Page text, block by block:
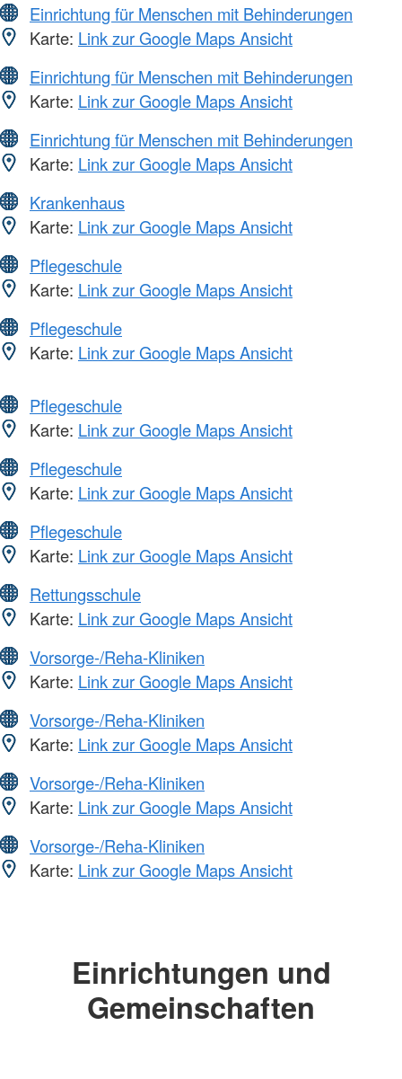
Einrichtung für Menschen mit Behinderungen
Karte: Link zur Google Maps Ansicht
Einrichtung für Menschen mit Behinderungen
Karte: Link zur Google Maps Ansicht
Einrichtung für Menschen mit Behinderungen
Karte: Link zur Google Maps Ansicht
Krankenhaus
Karte: Link zur Google Maps Ansicht
Pflegeschule
Karte: Link zur Google Maps Ansicht
Pflegeschule
Karte: Link zur Google Maps Ansicht
Pflegeschule
Karte: Link zur Google Maps Ansicht
Pflegeschule
Karte: Link zur Google Maps Ansicht
Pflegeschule
Karte: Link zur Google Maps Ansicht
Rettungsschule
Karte: Link zur Google Maps Ansicht
Vorsorge-/Reha-Kliniken
Karte: Link zur Google Maps Ansicht
Vorsorge-/Reha-Kliniken
Karte: Link zur Google Maps Ansicht
Vorsorge-/Reha-Kliniken
Karte: Link zur Google Maps Ansicht
Vorsorge-/Reha-Kliniken
Karte: Link zur Google Maps Ansicht
Einrichtungen und
Gemeinschaften